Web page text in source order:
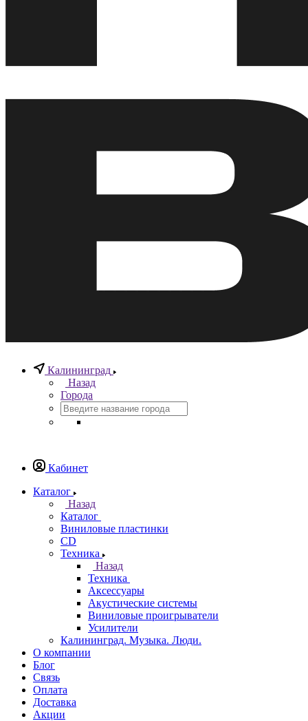
Калининград
Назад
Города
Кабинет
Каталог
Назад
Каталог
Виниловые пластинки
CD
Техника
Назад
Техника
Аксессуары
Акустические системы
Виниловые проигрыватели
Усилители
Калининград. Музыка. Люди.
О компании
Блог
Связь
Оплата
Доставка
Акции